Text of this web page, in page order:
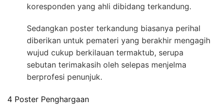
koresponden yang ahli dibidang terkandung.
Sedangkan poster terkandung biasanya perihal
diberikan untuk pemateri yang berakhir mengagih
wujud cukup berkilauan termaktub, serupa
sebutan terimakasih oleh selepas menjelma
berprofesi penunjuk.
4 Poster Penghargaan